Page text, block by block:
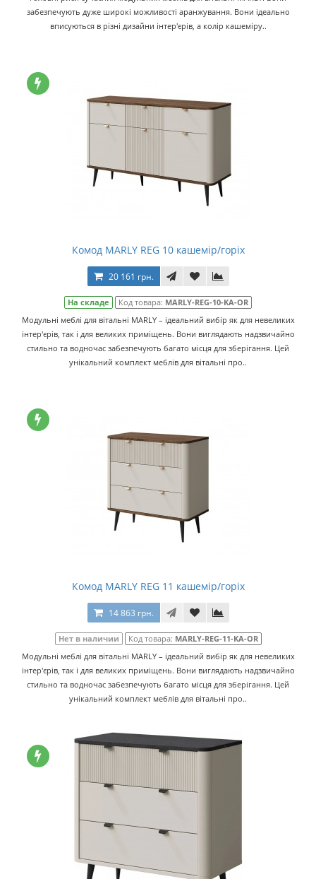
забезпечують дуже широкі можливості аранжування. Вони ідеально
вписуються в різні дизайни інтер'єрів, а колір кашеміру..
Комод MARLY REG 10 кашемір/горіх
20 161 грн.
На складе Код товара: MARLY-REG-10-KA-OR
Модульні меблі для вітальні MARLY – ідеальний вибір як для невеликих
інтер'єрів, так і для великих приміщень. Вони виглядають надзвичайно
стильно та водночас забезпечують багато місця для зберігання. Цей
унікальний комплект меблів для вітальні про..
Комод MARLY REG 11 кашемір/горіх
14 863 грн.
Нет в наличии Код товара: MARLY-REG-11-KA-OR
Модульні меблі для вітальні MARLY – ідеальний вибір як для невеликих
інтер'єрів, так і для великих приміщень. Вони виглядають надзвичайно
стильно та водночас забезпечують багато місця для зберігання. Цей
унікальний комплект меблів для вітальні про..